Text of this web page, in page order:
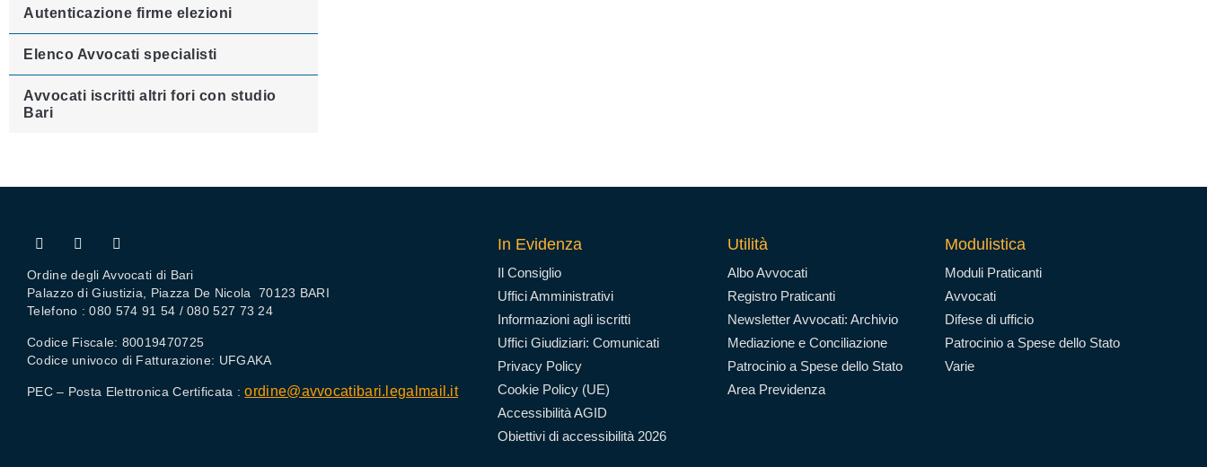
Autenticazione firme elezioni
Elenco Avvocati specialisti
Avvocati iscritti altri fori con studio
Bari
Ordine degli Avvocati di Bari
Palazzo di Giustizia, Piazza De Nicola 70123 BARI
Telefono : 080 574 91 54 / 080 527 73 24
Codice Fiscale: 80019470725
Codice univoco di Fatturazione: UFGAKA
PEC – Posta Elettronica Certificata :ordine@avvocatibari.legalmail.it
In Evidenza
Il Consiglio
Uffici Amministrativi
Informazioni agli iscritti
Uffici Giudiziari: Comunicati
Privacy Policy
Cookie Policy (UE)
Accessibilità AGID
Obiettivi di accessibilità 2026
Utilità
Albo Avvocati
Registro Praticanti
Newsletter Avvocati: Archivio
Mediazione e Conciliazione
Patrocinio a Spese dello Stato
Area Previdenza
Modulistica
Moduli Praticanti
Avvocati
Difese di ufficio
Patrocinio a Spese dello Stato
Varie